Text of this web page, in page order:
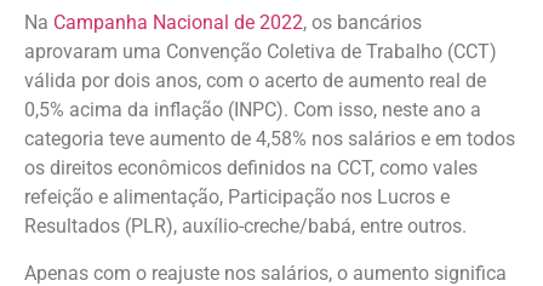
Na Campanha Nacional de 2022, os bancários
aprovaram uma Convenção Coletiva de Trabalho (CCT)
válida por dois anos, com o acerto de aumento real de
0,5% acima da inflação (INPC). Com isso, neste ano a
categoria teve aumento de 4,58% nos salários e em todos
os direitos econômicos definidos na CCT, como vales
refeição e alimentação, Participação nos Lucros e
Resultados (PLR), auxílio-creche/babá, entre outros.
Apenas com o reajuste nos salários, o aumento significa